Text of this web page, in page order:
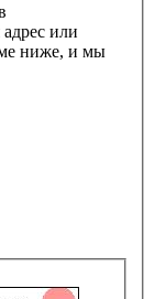
или
ниже, и мы